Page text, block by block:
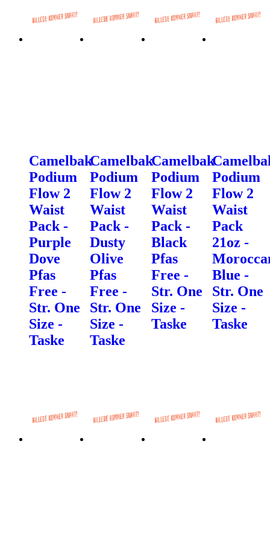
Camelbak
Podium
Flow 2
Waist
Pack -
Purple
Dove
Pfas
Free -
Str. One
Size -
Taske
Camelbak
Podium
Flow 2
Waist
Pack -
Dusty
Olive
Pfas
Free -
Str. One
Size -
Taske
Camelbak
Podium
Flow 2
Waist
Pack -
Black
Pfas
Free -
Str. One
Size -
Taske
Podium
Flow 2
Waist
Pack
21oz -
Blue -
Str. One
Size -
Taske